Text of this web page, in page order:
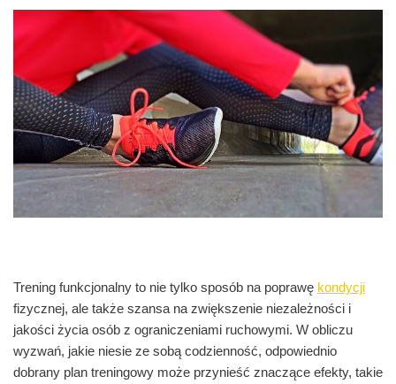
Trening funkcjonalny to nie tylko sposób na poprawę kondycji
fizycznej, ale także szansa na zwiększenie niezależności i
jakości życia osób z ograniczeniami ruchowymi. W obliczu
wyzwań, jakie niesie ze sobą codzienność, odpowiednio
dobrany plan treningowy może przynieść znaczące efekty, takie